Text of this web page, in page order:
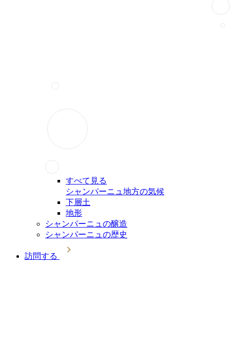
すべて見る
シャンパーニュ地方の気候
下層土
地形
シャンパーニュの醸造
シャンパーニュの歴史
訪問する